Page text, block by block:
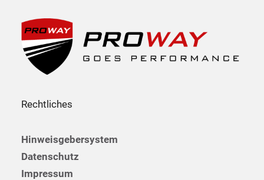
Rechtliches
Hinweisgebersystem
Datenschutz
Impressum